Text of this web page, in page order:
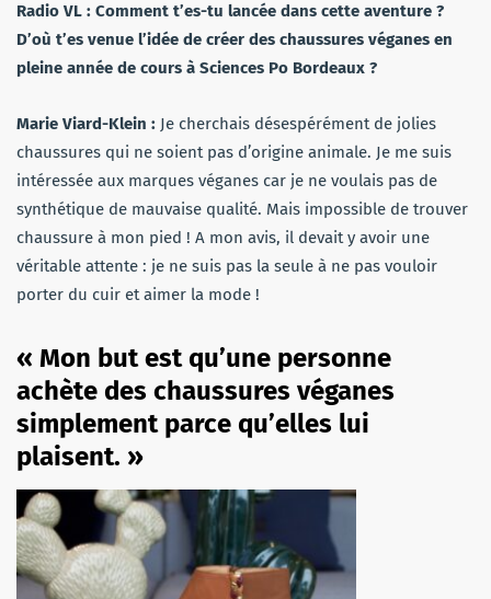
Radio VL : Comment t’es-tu lancée dans cette aventure ?
D’où t’es venue l’idée de créer des chaussures véganes en
pleine année de cours à Sciences Po Bordeaux ?
Marie Viard-Klein : Je cherchais désespérément de jolies
chaussures qui ne soient pas d’origine animale. Je me suis
intéressée aux marques véganes car je ne voulais pas de
synthétique de mauvaise qualité. Mais impossible de trouver
chaussure à mon pied ! A mon avis, il devait y avoir une
véritable attente : je ne suis pas la seule à ne pas vouloir
porter du cuir et aimer la mode !
« Mon but est qu’une personne
achète des chaussures véganes
simplement parce qu’elles lui
plaisent. »